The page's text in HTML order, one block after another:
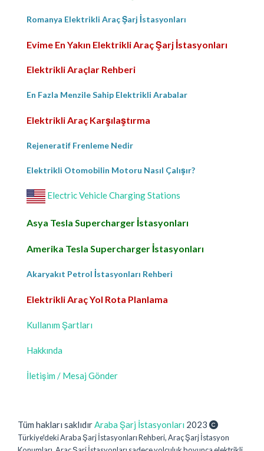
Romanya Elektrikli Araç Şarj İstasyonları
Evime En Yakın Elektrikli Araç Şarj İstasyonları
Elektrikli Araçlar Rehberi
En Fazla Menzile Sahip Elektrikli Arabalar
Elektrikli Araç Karşılaştırma
Rejeneratif Frenleme Nedir
Elektrikli Otomobilin Motoru Nasıl Çalışır?
Electric Vehicle Charging Stations
Asya Tesla Supercharger İstasyonları
Amerika Tesla Supercharger İstasyonları
Akaryakıt Petrol İstasyonları Rehberi
Elektrikli Araç Yol Rota Planlama
Kullanım Şartları
Hakkında
İletişim / Mesaj Gönder
Tüm hakları saklıdırAraba Şarj İstasyonları 2023
Türkiye'deki Araba Şarj İstasyonları Rehberi, Araç Şarj İstasyon